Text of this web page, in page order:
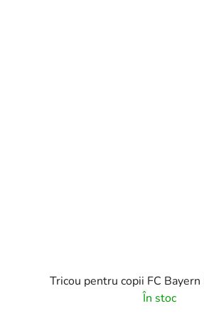
Tricou pentru copii FC
În stoc